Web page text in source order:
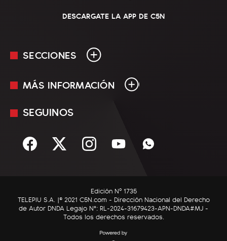
DESCARGATE LA APP DE C5N
SECCIONES
En Vivo
Sociedad
C5N Autos
RatingCero
MÁS INFORMACIÓN
Mediakit
Términos y condiciones
SEGUINOS
Edición Nº 1735
TELEPIU S.A. |© 2021 C5N.com - Dirección Nacional del Derecho
de Autor DNDA Legajo N°: RL-2024-31679423-APN-DNDA#MJ -
Todos los derechos reservados.